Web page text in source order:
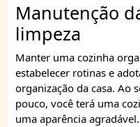
Manutenção
limpeza
Manter uma cozinha
estabelecer rotinas e
organização da casa. Ao
pouco, você terá uma
uma aparência agradável.